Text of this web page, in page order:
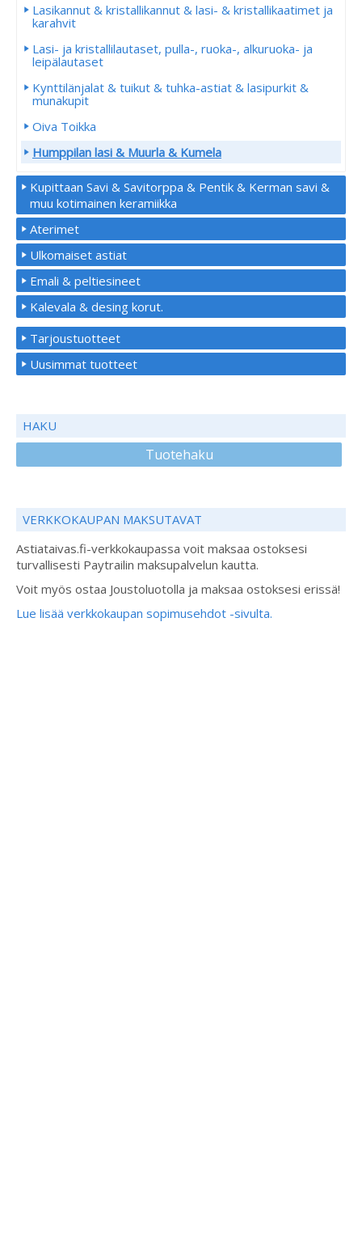
Lasikannut & kristallikannut & lasi- & kristallikaatimet ja
karahvit
Lasi- ja kristallilautaset, pulla-, ruoka-, alkuruoka- ja
leipälautaset
Kynttilänjalat & tuikut & tuhka-astiat & lasipurkit &
munakupit
Oiva Toikka
Humppilan lasi & Muurla & Kumela
Kupittaan Savi & Savitorppa & Pentik & Kerman savi &
muu kotimainen keramiikka
Aterimet
Ulkomaiset astiat
Emali & peltiesineet
Kalevala & desing korut.
Tarjoustuotteet
Uusimmat tuotteet
HAKU
Tuotehaku
VERKKOKAUPAN MAKSUTAVAT
Astiataivas.fi-verkkokaupassa voit maksaa ostoksesi
turvallisesti Paytrailin maksupalvelun kautta.
Voit myös ostaa Joustoluotolla ja maksaa ostoksesi erissä!
Lue lisää verkkokaupan sopimusehdot -sivulta.